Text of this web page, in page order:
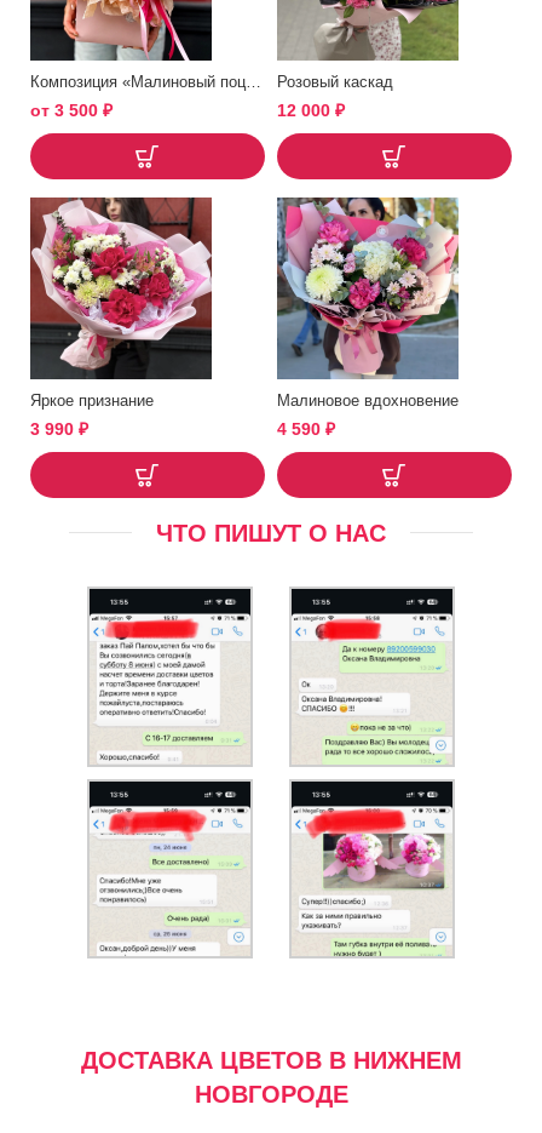
от 3 500 ₽
Розовый каскад
12 000 ₽
Яркое признание
3 990 ₽
Малиновое вдохновение
4 590 ₽
ЧТО ПИШУТ О НАС
ДОСТАВКА ЦВЕТОВ В НИЖНЕМ
НОВГОРОДЕ